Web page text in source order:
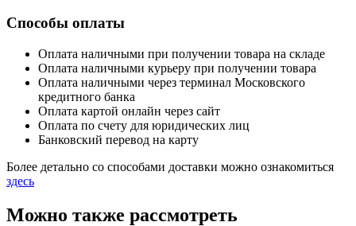
Способы оплаты
Оплата наличными при получении товара на складе
Оплата наличными курьеру при получении товара
Оплата наличными через терминал Московского
кредитного банка
Оплата картой онлайн через сайт
Оплата по счету для юридических лиц
Банковский перевод на карту
Более детально со способами доставки можно ознакомиться
здесь
Можно также рассмотреть